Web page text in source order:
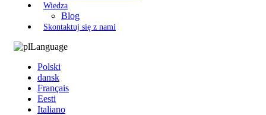
Wiedza
Blog
Skontaktuj się z nami
Language
Polski
dansk
Français
Eesti
Italiano